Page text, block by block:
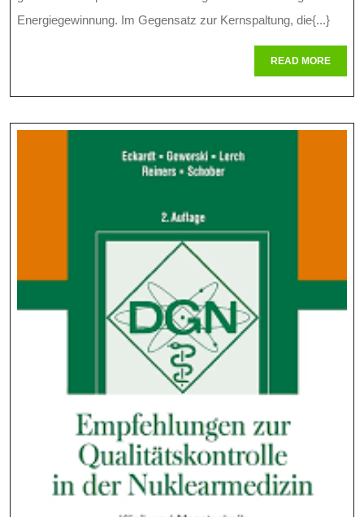
Der
Energiegewinnung. Im Gegensatz zur Kernspaltung, die{...}
READ MOREREAD
MORE